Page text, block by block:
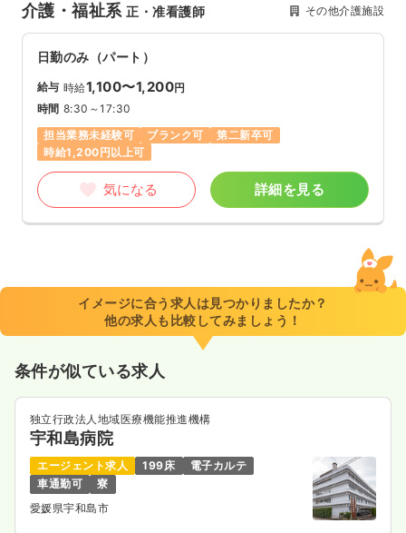
介護・福祉系正・准看護師 その他介護施設
日勤のみ（パート）
給与 時給1,100〜1,200円
時間 8:30～17:30
担当業務未経験可
ブランク可
第二新卒可
時給1,200円以上可
気になる 詳細を見る
イメージに合う求人は見つかりましたか？
他の求人も比較してみましょう！
条件が似ている求人
独立行政法人地域医療機能推進機構
宇和島病院
エージェント求人 199床
電子カルテ
車通勤可
寮
愛媛県宇和島市